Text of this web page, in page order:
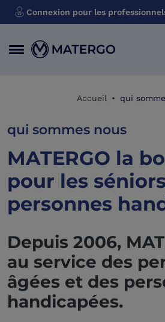
Connexion pour les
Accueil qui
qui sommes nous
MATERGO la
pour les
personnes
Depuis 2006,
au service des
âgées et des
handicapées.